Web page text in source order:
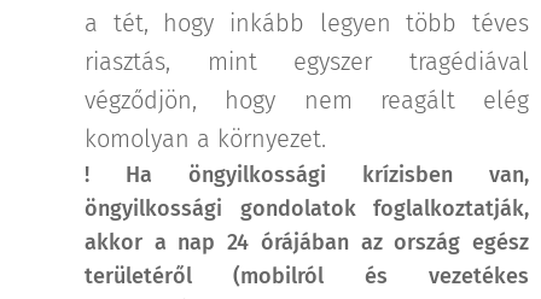
a tét, hogy inkább legyen több téves
riasztás, mint egyszer tragédiával
végződjön, hogy nem reagált elég
komolyan a környezet.
! Ha öngyilkossági krízisben van,
öngyilkossági gondolatok foglalkoztatják,
akkor a nap 24 órájában az ország egész
területéről (mobilról és vezetékes